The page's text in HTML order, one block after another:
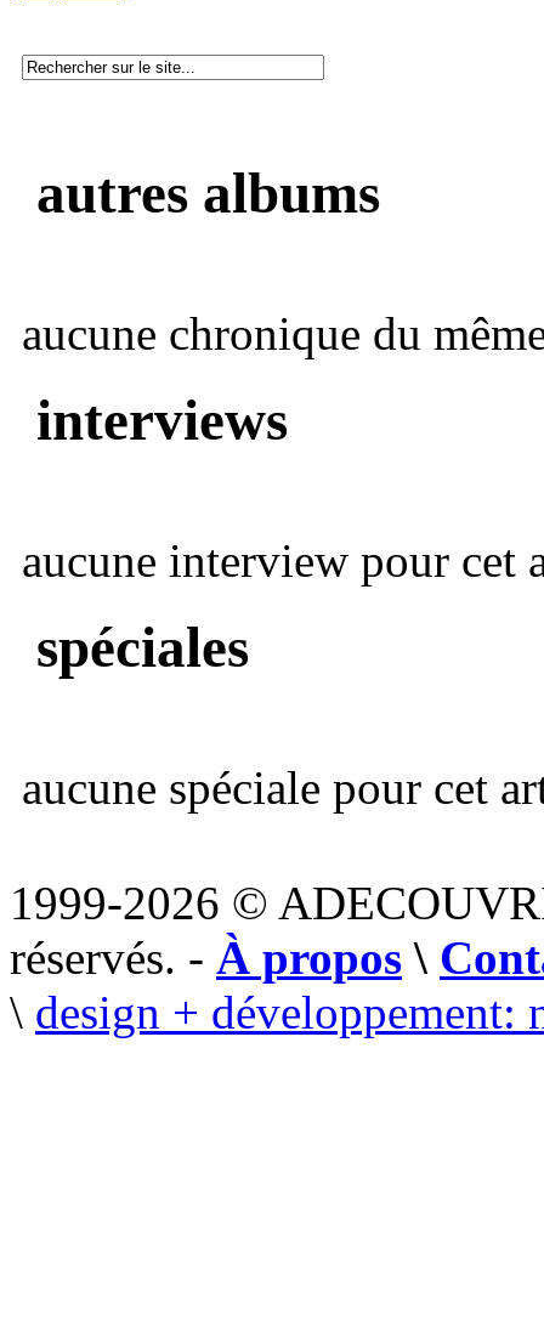
autres albums
aucune chronique du
interviews
aucune interview pour cet
spéciales
aucune spéciale pour cet
1999-2026 ©
réservés. - À propos \
\ design + développement: